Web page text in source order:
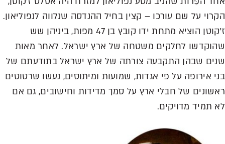
הקרוי על שם עורכו – קצין בחיל ההנדסה שנלווה לנפוליאון.
ז'קוטן הוציא מתחת ידו קובץ בן 47 מפות, ביניהן שש
שהוקדשו לחלקים משטחה של ארץ ישראל. לאחר מאות
שנים שבהן התקבעה צורתה של ארץ ישראל בתודעתם של
בני אירופה על פי אגדות, שמועות ומיתוסים, נעשו שרטוטים
ראשונים של חבלי ארץ על סמך מדידות וחישובים, גם אם
לא תמיד מדויקים.